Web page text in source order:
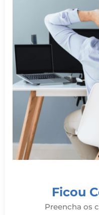
Ficou
Preencha os